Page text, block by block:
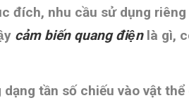
đích, nhu cầu sử dụng
cảm biến quang điệnlà gì,
tần số chiếu vào vật